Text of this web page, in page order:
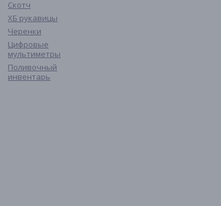
Скотч
ХБ рукавицы
Черенки
Цифровые
мультиметры
Поливочный
инвентарь